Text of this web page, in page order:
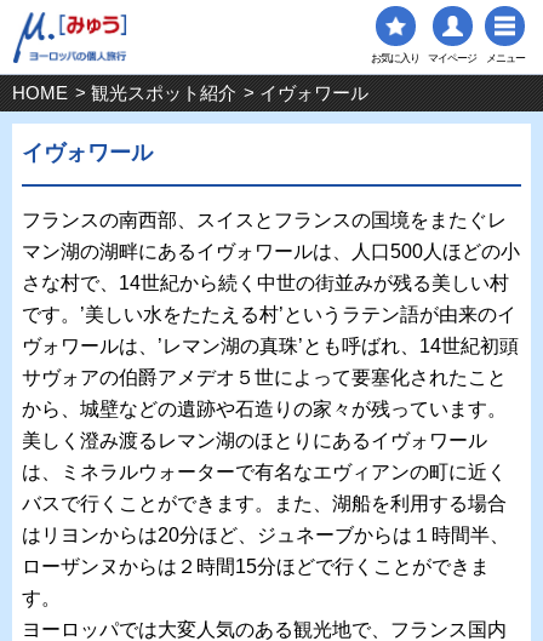
お気に入り マイページ メニュー
HOME >観光スポット紹介 > イヴォワール
イヴォワール
フランスの南西部、スイスとフランスの国境をまたぐレ
マン湖の湖畔にあるイヴォワールは、人口500人ほどの小
さな村で、14世紀から続く中世の街並みが残る美しい村
です。’美しい水をたたえる村’というラテン語が由来のイ
ヴォワールは、’レマン湖の真珠’とも呼ばれ、14世紀初頭
サヴォアの伯爵アメデオ５世によって要塞化されたこと
から、城壁などの遺跡や石造りの家々が残っています。
美しく澄み渡るレマン湖のほとりにあるイヴォワール
は、ミネラルウォーターで有名なエヴィアンの町に近く
バスで行くことができます。また、湖船を利用する場合
はリヨンからは20分ほど、ジュネーブからは１時間半、
ローザンヌからは２時間15分ほどで行くことができま
す。
ヨーロッパでは大変人気のある観光地で、フランス国内